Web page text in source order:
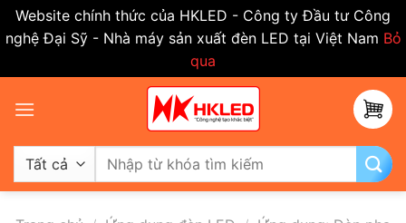
Website chính thức của HKLED - Công ty Đầu tư Công
nghệ Đại Sỹ - Nhà máy sản xuất đèn LED tại Việt Nam Bỏ
qua
qua
dung
Tìm
kiếm: